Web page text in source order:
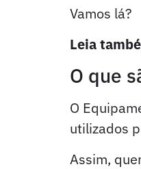
Vamos lá?
Leia
O que
O
utilizados
Assim,